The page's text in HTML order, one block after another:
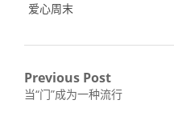
爱心周末
文
章
Previous Post
Previous
当“门”成为一种流行